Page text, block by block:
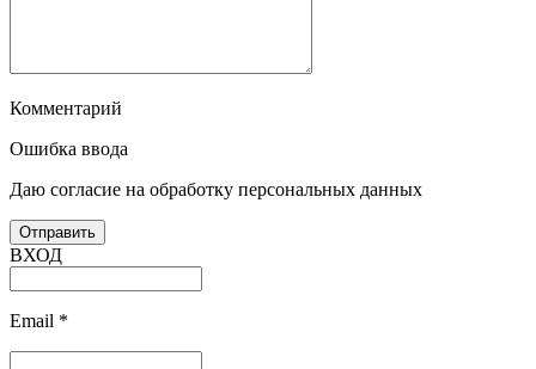
Комментарий
Ошибка ввода
Даю согласие на обработку персональных данных
ВХОД
Email *